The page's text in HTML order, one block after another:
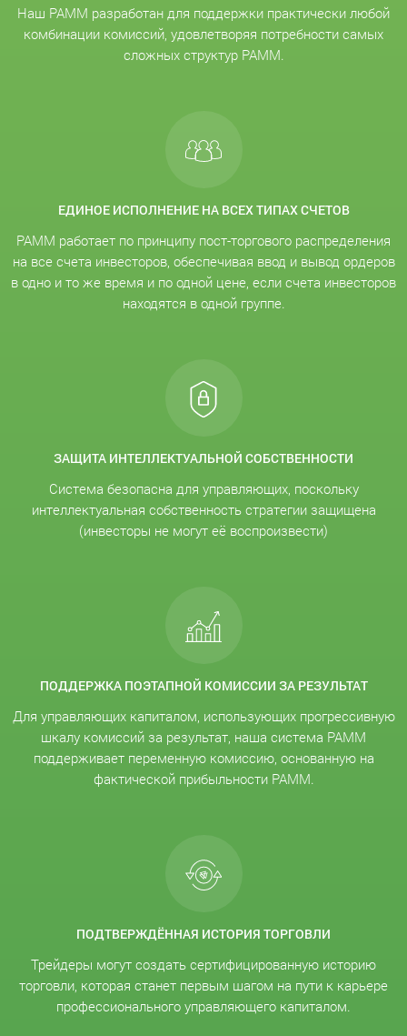
Наш PAMM разработан для поддержки практически любой
комбинации комиссий, удовлетворяя потребности самых
сложных структур PAMM.
ЕДИНОЕ ИСПОЛНЕНИЕ НА ВСЕХ ТИПАХ СЧЕТОВ
PAMM работает по принципу пост-торгового распределения
на все счета инвесторов, обеспечивая ввод и вывод ордеров
в одно и то же время и по одной цене, если счета инвесторов
находятся в одной группе.
ЗАЩИТА ИНТЕЛЛЕКТУАЛЬНОЙ СОБСТВЕННОСТИ
Система безопасна для управляющих, поскольку
интеллектуальная собственность стратегии защищена
(инвесторы не могут её воспроизвести)
ПОДДЕРЖКА ПОЭТАПНОЙ КОМИССИИ ЗА РЕЗУЛЬТАТ
Для управляющих капиталом, использующих прогрессивную
шкалу комиссий за результат, наша система PAMM
поддерживает переменную комиссию, основанную на
фактической прибыльности PAMM.
ПОДТВЕРЖДЁННАЯ ИСТОРИЯ ТОРГОВЛИ
Трейдеры могут создать сертифицированную историю
торговли, которая станет первым шагом на пути к карьере
профессионального управляющего капиталом.